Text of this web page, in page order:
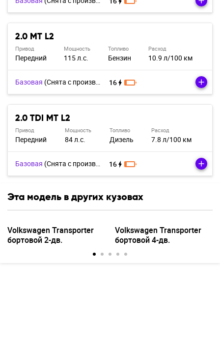
2.0 MT L2
Привод
Передний
Мощность
115 л.с.
Топливо
Бензин
Расход
10.9 л/100 км
Базовая (Cнята с производства) 16
2.0 TDI MT L2
Привод
Передний
Мощность
84 л.с.
Топливо
Дизель
Расход
7.8 л/100 км
Базовая (Cнята с производства) 16
Эта модель в других кузовах
Volkswagen Transporter
бортовой 2-дв.
Volkswagen Transporter
бортовой 4-дв.